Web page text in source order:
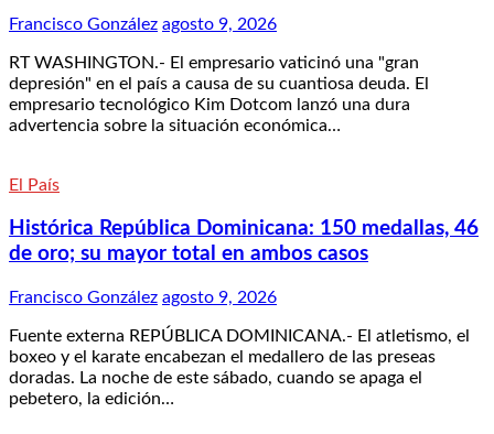
Francisco González agosto 9, 2026
RT WASHINGTON.- El empresario vaticinó una "gran
depresión" en el país a causa de su cuantiosa deuda. El
empresario tecnológico Kim Dotcom lanzó una dura
advertencia sobre la situación económica…
El País
Histórica República Dominicana: 150 medallas, 46
de oro; su mayor total en ambos casos
Francisco González agosto 9, 2026
Fuente externa REPÚBLICA DOMINICANA.- El atletismo, el
boxeo y el karate encabezan el medallero de las preseas
doradas. La noche de este sábado, cuando se apaga el
pebetero, la edición…